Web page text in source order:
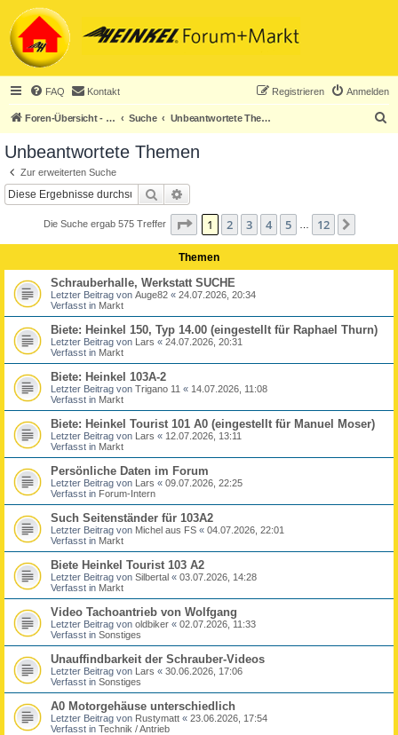
FAQ Kontakt Anmelden
Registrieren
Foren-Übersicht - ACHTUNG! Neuregistrierung nur noch für Heinkel-Club-Mitglieder! Suche Unbeantwortete Themen
Unbeantwortete Themen
Zur erweiterten Suche
Suche
Die Suche ergab 575 Treffer Seite 1von 12
1 2 3 4 5 12
Themen
Schrauberhalle, Werkstatt SUCHE
Letzter Beitrag von Auge82 « 24.07.2026, 20:34
Verfasst in Markt
Biete: Heinkel 150, Typ 14.00 (eingestellt für Raphael Thurn)
Letzter Beitrag von Lars « 24.07.2026, 20:31
Verfasst in Markt
Biete: Heinkel 103A-2
Letzter Beitrag von Trigano 11 « 14.07.2026, 11:08
Verfasst in Markt
Biete: Heinkel Tourist 101 A0 (eingestellt für Manuel Moser)
Letzter Beitrag von Lars « 12.07.2026, 13:11
Verfasst in Markt
Persönliche Daten im Forum
Letzter Beitrag von Lars « 09.07.2026, 22:25
Verfasst in Forum-Intern
Such Seitenständer für 103A2
Letzter Beitrag von Michel aus FS « 04.07.2026, 22:01
Verfasst in Markt
Biete Heinkel Tourist 103 A2
Letzter Beitrag von Silbertal « 03.07.2026, 14:28
Verfasst in Markt
Video Tachoantrieb von Wolfgang
Letzter Beitrag von oldbiker « 02.07.2026, 11:33
Verfasst in Sonstiges
Unauffindbarkeit der Schrauber-Videos
Letzter Beitrag von Lars « 30.06.2026, 17:06
Verfasst in Sonstiges
A0 Motorgehäuse unterschiedlich
Letzter Beitrag von Rustymatt « 23.06.2026, 17:54
Verfasst in Technik / Antrieb